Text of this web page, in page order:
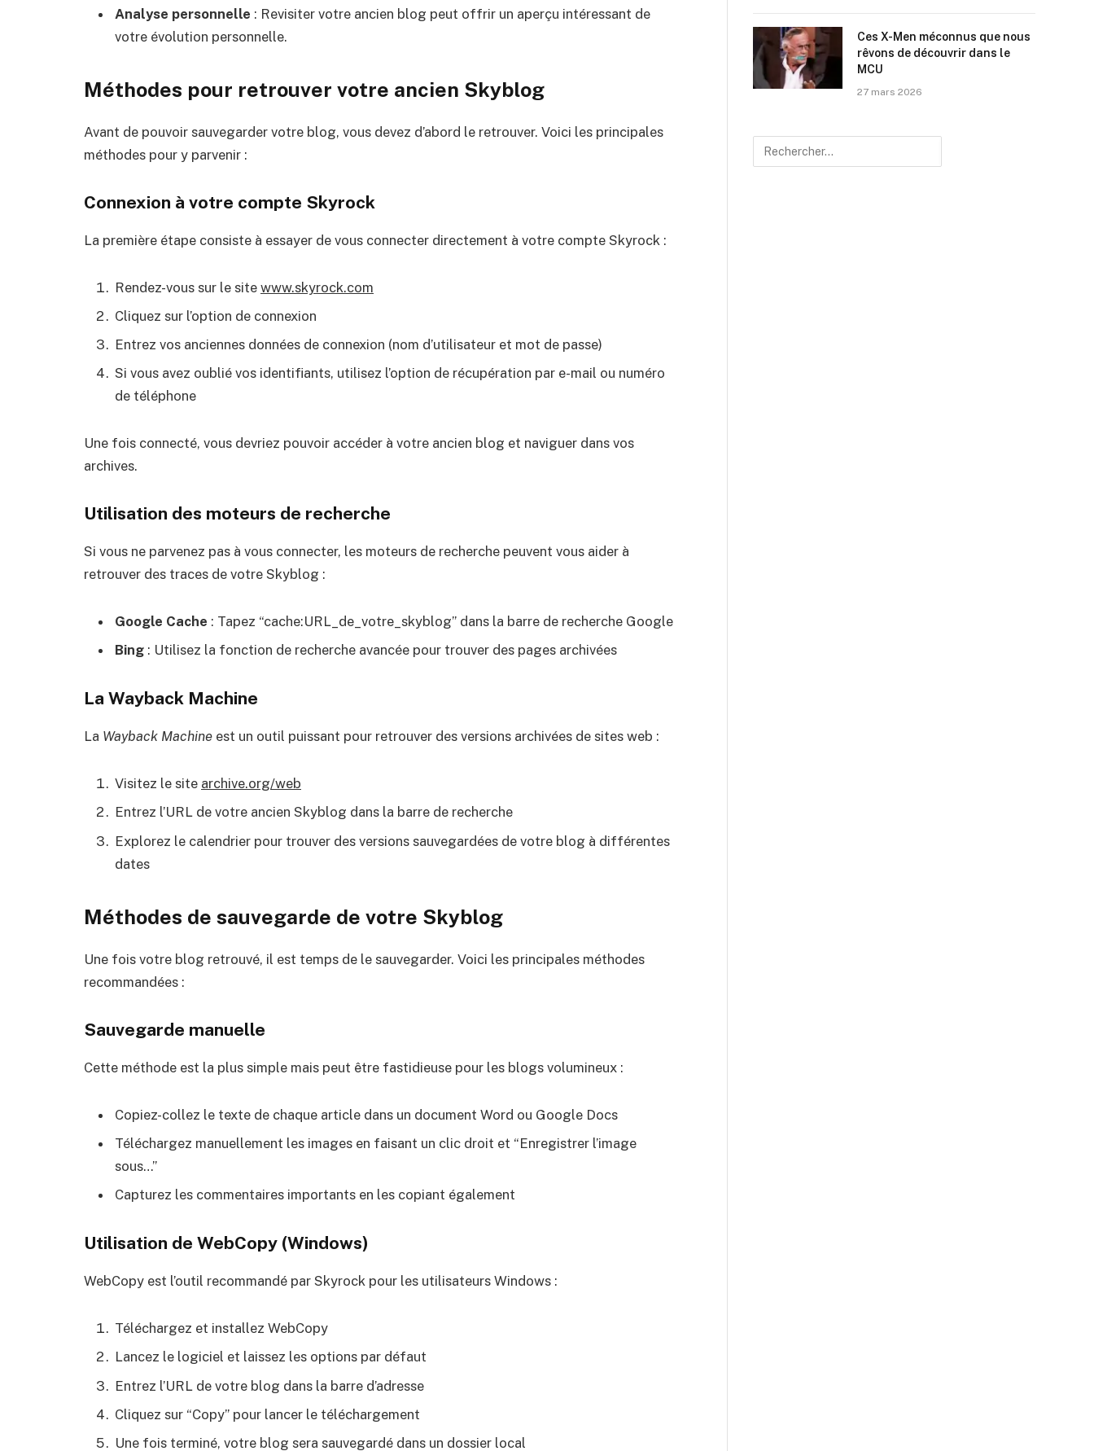
Analyse personnelle : Revisiter votre ancien blog peut offrir un aperçu intéressant de
votre évolution personnelle.
Méthodes pour retrouver votre ancien Skyblog
Avant de pouvoir sauvegarder votre blog, vous devez d’abord le retrouver. Voici les principales
méthodes pour y parvenir :
Connexion à votre compte Skyrock
La première étape consiste à essayer de vous connecter directement à votre compte Skyrock :
Rendez-vous sur le site www.skyrock.com
Cliquez sur l’option de connexion
Entrez vos anciennes données de connexion (nom d’utilisateur et mot de passe)
Si vous avez oublié vos identifiants, utilisez l’option de récupération par e-mail ou numéro
de téléphone
Une fois connecté, vous devriez pouvoir accéder à votre ancien blog et naviguer dans vos
archives.
Utilisation des moteurs de recherche
Si vous ne parvenez pas à vous connecter, les moteurs de recherche peuvent vous aider à
retrouver des traces de votre Skyblog :
Google Cache : Tapez “cache:URL_de_votre_skyblog” dans la barre de recherche Google
Bing : Utilisez la fonction de recherche avancée pour trouver des pages archivées
La Wayback Machine
La Wayback Machine est un outil puissant pour retrouver des versions archivées de sites web :
Visitez le site archive.org/web
Entrez l’URL de votre ancien Skyblog dans la barre de recherche
Explorez le calendrier pour trouver des versions sauvegardées de votre blog à différentes
dates
Méthodes de sauvegarde de votre Skyblog
Une fois votre blog retrouvé, il est temps de le sauvegarder. Voici les principales méthodes
recommandées :
Sauvegarde manuelle
Cette méthode est la plus simple mais peut être fastidieuse pour les blogs volumineux :
Copiez-collez le texte de chaque article dans un document Word ou Google Docs
Téléchargez manuellement les images en faisant un clic droit et “Enregistrer l’image
sous…”
Capturez les commentaires importants en les copiant également
Utilisation de WebCopy (Windows)
WebCopy est l’outil recommandé par Skyrock pour les utilisateurs Windows :
Téléchargez et installez WebCopy
Lancez le logiciel et laissez les options par défaut
Entrez l’URL de votre blog dans la barre d’adresse
Cliquez sur “Copy” pour lancer le téléchargement
Une fois terminé, votre blog sera sauvegardé dans un dossier local
Ces X-Men méconnus que nous
rêvons de découvrir dans le
MCU
27 mars 2026